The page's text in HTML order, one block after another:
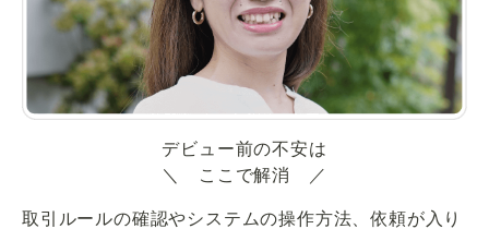
デビュー前の不安は
＼ ここで解消 ／
取引ルールの確認やシステムの操作方法、依頼が入り